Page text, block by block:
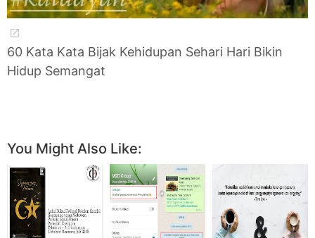
60 Kata Kata Bijak Kehidupan Sehari Hari Bikin
Hidup Semangat
You Might Also Like: